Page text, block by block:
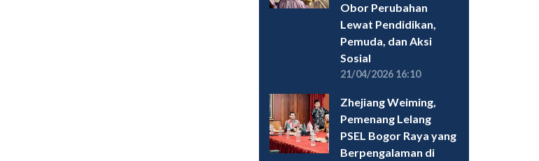
Obor Perubahan
Lewat Pendidikan,
Pemuda, dan Aksi
Sosial
21/04/2026 16:10
Zhejiang Weiming,
Pemenang Lelang
PSEL Bogor Raya yang
Berpengalaman di